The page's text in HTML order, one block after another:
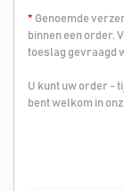
* Genoemde
binnen een order.
toeslag gevraagd
U kunt uw order -
bent welkom in